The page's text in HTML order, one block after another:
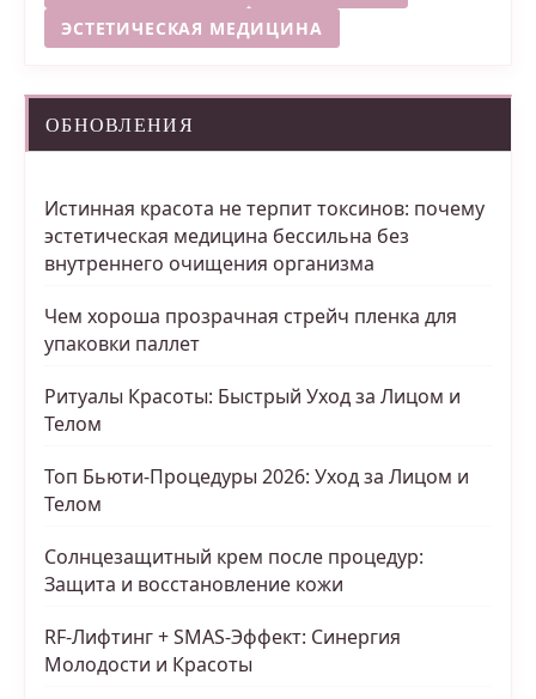
ЭСТЕТИЧЕСКАЯ МЕДИЦИНА
ОБНОВЛЕНИЯ
Истинная красота не терпит токсинов: почему
эстетическая медицина бессильна без
внутреннего очищения организма
Чем хороша прозрачная стрейч пленка для
упаковки паллет
Ритуалы Красоты: Быстрый Уход за Лицом и
Телом
Топ Бьюти-Процедуры 2026: Уход за Лицом и
Телом
Солнцезащитный крем после процедур:
Защита и восстановление кожи
RF-Лифтинг + SMAS-Эффект: Синергия
Молодости и Красоты